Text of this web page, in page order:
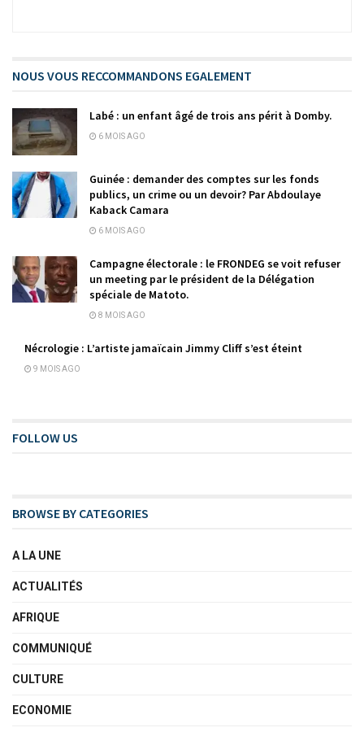
NOUS VOUS RECCOMMANDONS EGALEMENT
Labé : un enfant âgé de trois ans périt à Domby.
6 MOIS AGO
Guinée : demander des comptes sur les fonds
publics, un crime ou un devoir? Par Abdoulaye
Kaback Camara
6 MOIS AGO
Campagne électorale : le FRONDEG se voit refuser
un meeting par le président de la Délégation
spéciale de Matoto.
8 MOIS AGO
Nécrologie : L’artiste jamaïcain Jimmy Cliff s’est éteint
9 MOIS AGO
FOLLOW US
BROWSE BY CATEGORIES
A LA UNE
ACTUALITÉS
AFRIQUE
COMMUNIQUÉ
CULTURE
ECONOMIE